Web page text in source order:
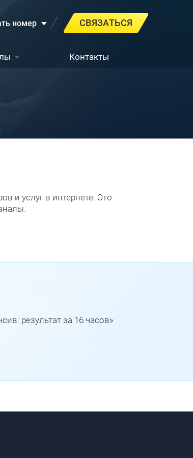
номер СВЯЗАТЬСЯ
Контакты
и услуг в интернете. Это
результат за 16 часов»